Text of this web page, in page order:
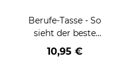
Berufe-Tasse - So
sieht der beste
BERUF aus -
verschiedene Berufe
10,95 €